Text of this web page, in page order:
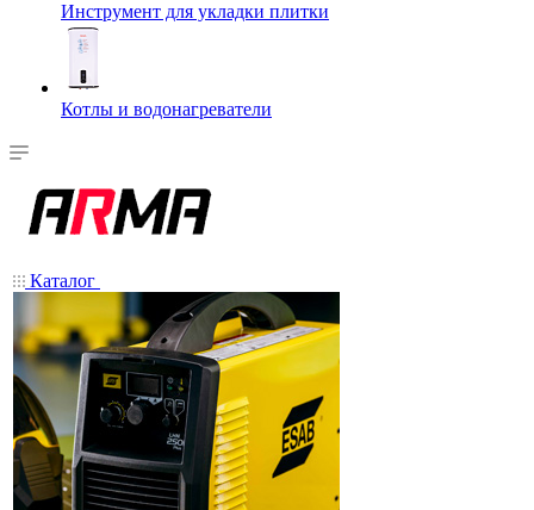
Инструмент для укладки плитки
Котлы и водонагреватели
Каталог